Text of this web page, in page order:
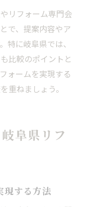
リフォーム専門会
で、提案内容やア
特に岐阜県では、
比較のポイントと
ォームを実現する
重ねましょう。
阜県リフ
現する方法